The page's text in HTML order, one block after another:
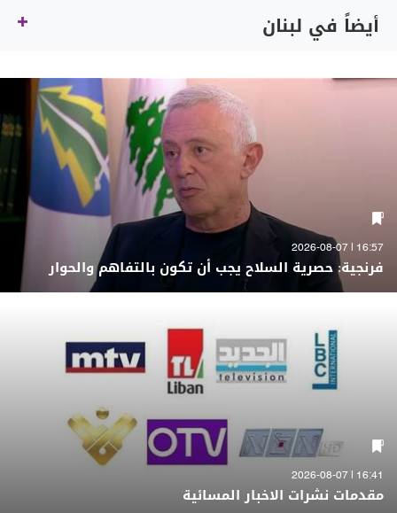
أيضاً في لبنان
16:57 | 2026-08-07
فرنجية: حصرية السلاح يجب أن تكون بالتفاهم والحوار
16:41 | 2026-08-07
مقدمات نشرات الاخبار المسائية